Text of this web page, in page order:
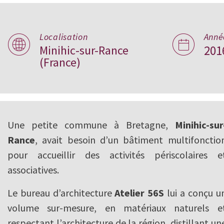
Bâtiment
France
Localisation
Minihic-sur-Rance
(France)
Une petite commune à Bretagne, Minihic-
Rance, avait besoin d’un bâtiment
pour accueillir des activités périscolaires
associatives.
Le bureau d’architectureAtelier 56S lui a conçu
volume sur-mesure, en matériaux naturels